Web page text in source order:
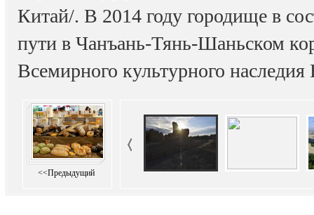
Китай/. В 2014 году городище в
пути в Чанъань-Тянь-Шаньском
Всемирного культурного
<<Предыдущий